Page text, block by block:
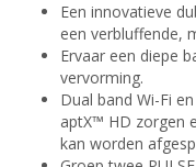
Een innovatieve
een verbluffende,
Ervaar een diepe
vervorming.
Dual band Wi-Fi
aptX™ HD zorgen
kan worden